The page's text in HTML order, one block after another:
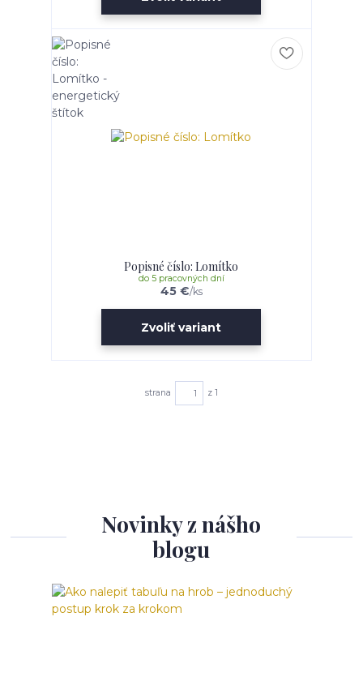
Popisné číslo: Lomítko
45 €/ks
do 5 pracovných dní
Zvoliť variant
strana z 1
Novinky z nášho
blogu